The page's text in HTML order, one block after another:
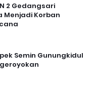
N 2 Gedangsari
Menjadi Korban
Semin Gunungkidul